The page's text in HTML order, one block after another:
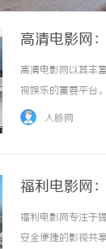
高清电影网
高清电影网以其丰
视娱乐的重要平台
人脉网
福利电影网
福利电影网专注于
安全便捷的影视共